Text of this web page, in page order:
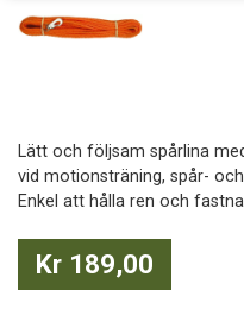
Lätt och följsam spårlina
vid motionsträning, spår-
Enkel att hålla ren och
Kr 189,00